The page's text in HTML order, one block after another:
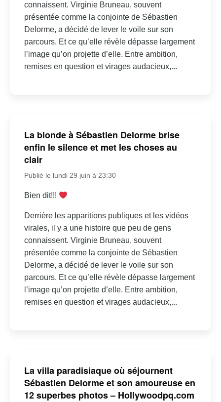
connaissent. Virginie Bruneau, souvent
présentée comme la conjointe de Sébastien
Delorme, a décidé de lever le voile sur son
parcours. Et ce qu’elle révèle dépasse largement
l’image qu’on projette d’elle. Entre ambition,
remises en question et virages audacieux,...
La blonde à Sébastien Delorme brise
enfin le silence et met les choses au
clair
Publié le lundi 29 juin à 23:30
Bien dit!!!
Derrière les apparitions publiques et les vidéos
virales, il y a une histoire que peu de gens
connaissent. Virginie Bruneau, souvent
présentée comme la conjointe de Sébastien
Delorme, a décidé de lever le voile sur son
parcours. Et ce qu’elle révèle dépasse largement
l’image qu’on projette d’elle. Entre ambition,
remises en question et virages audacieux,...
La villa paradisiaque où séjournent
Sébastien Delorme et son amoureuse en
12 superbes photos – Hollywoodpq.com